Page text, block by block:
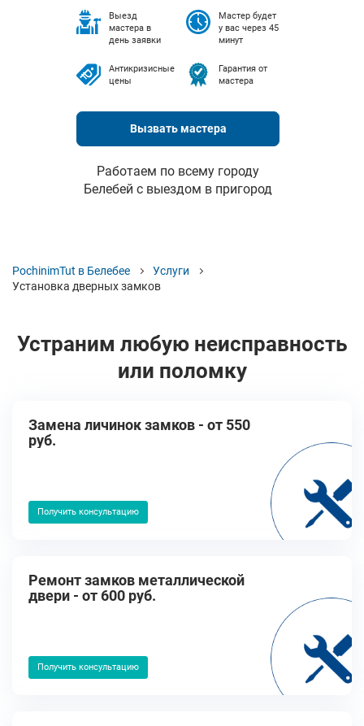
Выезд
мастера в
день заявки
Мастер будет
у вас через 45
минут
Антикризисные
цены
Гарантия от
мастера
Вызвать мастера
Работаем по всему городу
Белебей с выездом в пригород
PochinimTut в Белебее
Услуги
Установка дверных замков
Устраним любую неисправность
или поломку
Замена личинок замков - от 550
руб.
Получить консультацию
Ремонт замков металлической
двери - от 600 руб.
Получить консультацию